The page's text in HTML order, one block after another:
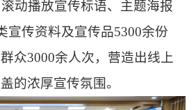
动播放宣传标语、主题海报
宣传资料及宣传品5300余份
众3000余人次，营造出线上
的浓厚宣传氛围。